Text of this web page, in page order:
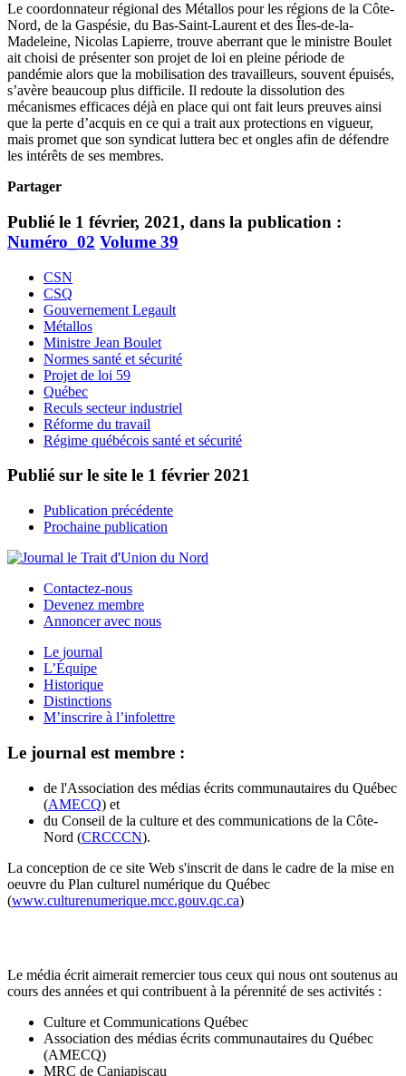
Le coordonnateur régional des Métallos pour les régions de la Côte-
Nord, de la Gaspésie, du Bas-Saint-Laurent et des Îles-de-la-
Madeleine, Nicolas Lapierre, trouve aberrant que le ministre Boulet
ait choisi de présenter son projet de loi en pleine période de
pandémie alors que la mobilisation des travailleurs, souvent épuisés,
s’avère beaucoup plus difficile. Il redoute la dissolution des
mécanismes efficaces déjà en place qui ont fait leurs preuves ainsi
que la perte d’acquis en ce qui a trait aux protections en vigueur,
mais promet que son syndicat luttera bec et ongles afin de défendre
les intérêts de ses membres.
Partager
Publié le 1 février, 2021, dans la publication :
Numéro_02 Volume 39
CSN
CSQ
Gouvernement Legault
Métallos
Ministre Jean Boulet
Normes santé et sécurité
Projet de loi 59
Québec
Reculs secteur industriel
Réforme du travail
Régime québécois santé et sécurité
Publié sur le site le 1 février 2021
Publication précédente
Prochaine publication
Contactez-nous
Devenez membre
Annoncer avec nous
Le journal
L’Équipe
Historique
Distinctions
M’inscrire à l’infolettre
Le journal est membre :
de l'Association des médias écrits communautaires du Québec
(AMECQ) et
du Conseil de la culture et des communications de la Côte-
Nord (CRCCCN).
La conception de ce site Web s'inscrit de dans le cadre de la mise en
oeuvre du Plan culturel numérique du Québec
(www.culturenumerique.mcc.gouv.qc.ca)
Le média écrit aimerait remercier tous ceux qui nous ont soutenus au
cours des années et qui contribuent à la pérennité de ses activités :
Culture et Communications Québec
Association des médias écrits communautaires du Québec
(AMECQ)
MRC de Caniapiscau